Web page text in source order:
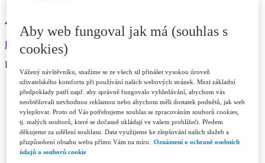
ARCHIV
Dostupné v ASPI
ISSN 1802-3843 (print)
Ročník 2026
Číslo 1/2026
Číslo 2/2026
Číslo 3/2026
Ročník 2025
Číslo 1/2025
Číslo 2/2025
Aby web fungoval jak má (souhlas s
cookies)
Vážený návštěvníku, snažíme se ze všech sil přinášet vysokou úroveň
uživatelského komfortu při používání našich webových stránek. Mezi základní
předpoklady patří např. aby správně fungovalo vyhledávání, abychom vás
neobtěžovali nevhodnou reklamou nebo abychom měli dostatek podnětů, jak web
vylepšovat. Proto od Vás potřebujeme souhlas se zpracováním souborů cookies,
tj. malých souborů, které se dočasně ukládají ve vašem prohlížeči. Předem
děkujeme za udělení souhlasu. Data využijeme ke zlepšování našich služeb a
přizpůsobení obsahu webu přímo Vám na míru.
Oznámení o ochraně osobních
údajů a souborů cookie